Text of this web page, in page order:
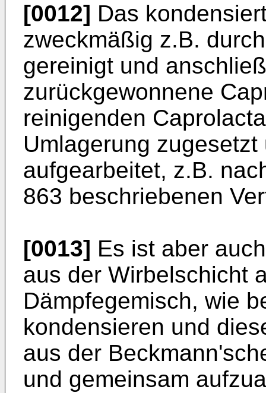
[0012] Das
zweckmäßig z.B.
gereinigt und
zurückgewonnene
reinigenden
Umlagerung
aufgearbeitet, z.B.
863 beschriebenen
[0013] Es ist aber
aus der Wirbelschicht
Dämpfegemisch, wie
kondensieren und
aus der
und gemeinsam